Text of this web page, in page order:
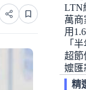
LTN
萬商
用
「
超節
嬤匯
精